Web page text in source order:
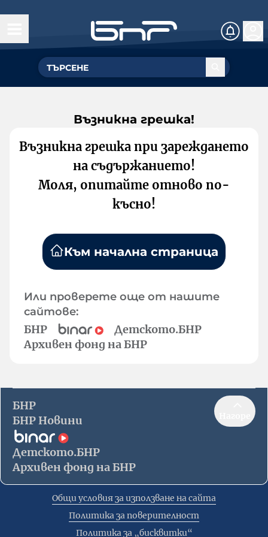
Възникна грешка!
Възникна грешка при зареждането
на съдържанието!
Моля, опитайте отново по-
късно!
Към начална страница
Или проверете още от нашите
сайтове:
БНР
Детското.БНР
Архивен фонд на БНР
БНР
БНР Новини
Детското.БНР
Архивен фонд на БНР
Общи условия за използване на сайта
Политика за поверителност
Политика за „бисквитки“